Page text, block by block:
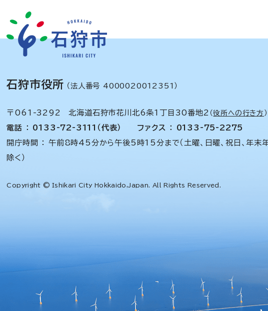
石狩市役所 （法人番号 4000020012351）
〒061-3292 北海道石狩市花川北6条1丁目30番地2 （役所への行き方 ）
電話 ： 0133-72-3111（代表）
ファクス ： 0133-75-2275
開庁時間 ： 午前8時45分から午後5時15分まで（土曜、日曜、祝日、年末
除く）
Copyright © Ishikari City Hokkaido,Japan. All Rights Reserved.